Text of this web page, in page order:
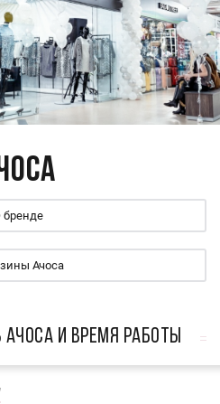
бренде
Ачоса
И ВРЕМЯ РАБОТЫ